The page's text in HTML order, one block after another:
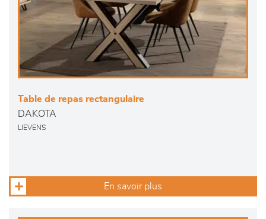
Table de repas rectangulaire
DAKOTA
LIEVENS
En savoir plus